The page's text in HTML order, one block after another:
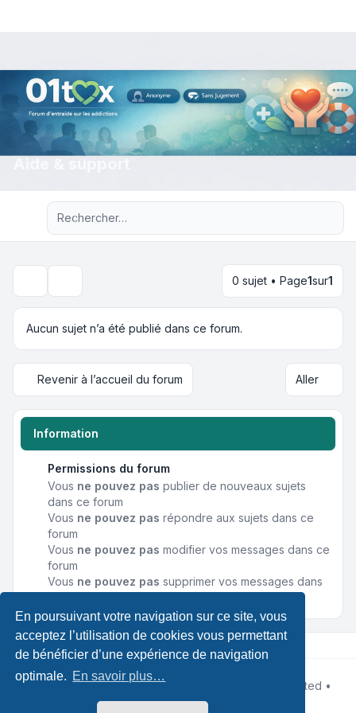
En poursuivant votre navigation sur ce site, vous
acceptez l’utilisation de cookies vous permettant
de bénéficier d’une expérience de navigation
optimale. En savoir plus…
Recherche avancée
0 sujet • Page1sur1
Aucun sujet n’a été publié dans ce forum.
Revenir à l’accueil du forum Aller
Information
Permissions du forum
Vous ne pouvez pas publier de nouveaux sujets
dans ce forum
Vous ne pouvez pas répondre aux sujets dans ce
forum
Vous ne pouvez pas modifier vos messages dans ce
forum
Vous ne pouvez pas supprimer vos messages dans
Développé parphpBB® Forum Software © phpBB Limited •
Leenoz